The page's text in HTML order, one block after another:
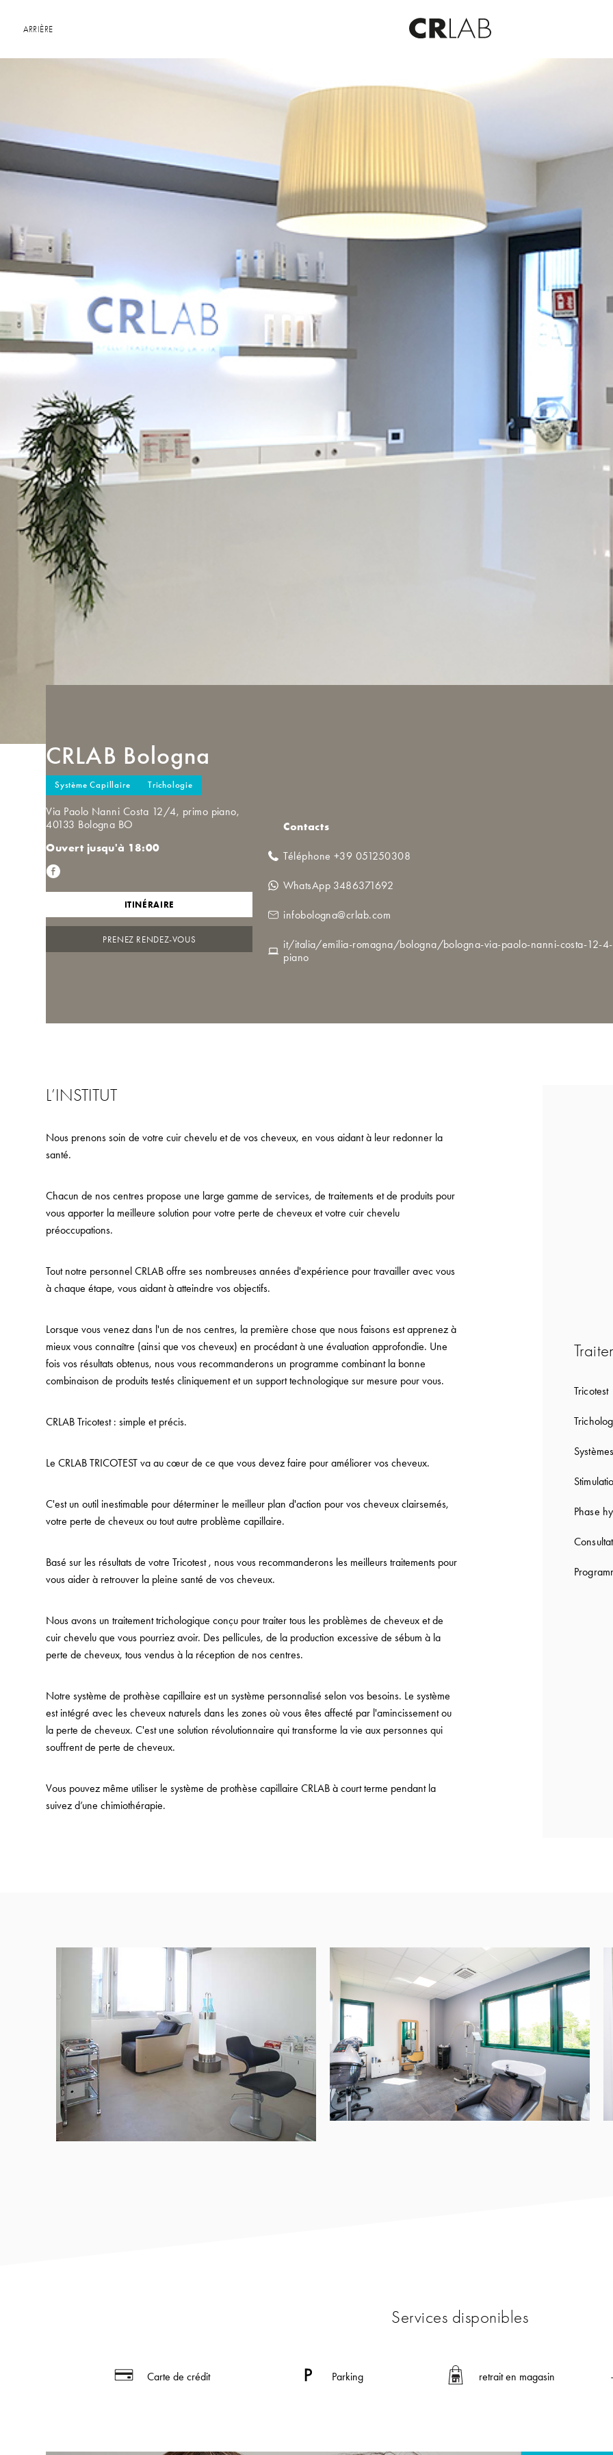
ARRIÈRE
CRLAB Bologna
Système Capillaire Trichologie
Via Paolo Nanni Costa 12/4, primo piano,
40133 Bologna BO
Ouvert jusqu'à 18:00
ITINÉRAIRE
PRENEZ RENDEZ-VOUS
Contacts
Téléphone +39 051250308
WhatsApp 3486371692
infobologna@crlab.com
it/italia/emilia-romagna/bologna/bologna-via-paolo-nanni-costa-12-
piano
L’INSTITUT
Nous prenons soin de votre cuir chevelu et de vos cheveux, en vous aidant à leur redonner la
santé.
Chacun de nos centres propose une large gamme de services, de traitements et de produits pour
vous apporter la meilleure solution pour votre perte de cheveux et votre cuir chevelu
préoccupations.
Tout notre personnel CRLAB offre ses nombreuses années d'expérience pour travailler avec vous
à chaque étape, vous aidant à atteindre vos objectifs.
Lorsque vous venez dans l'un de nos centres, la première chose que nous faisons est apprenez à
mieux vous connaître (ainsi que vos cheveux) en procédant à une évaluation approfondie. Une
fois vos résultats obtenus, nous vous recommanderons un programme combinant la bonne
combinaison de produits testés cliniquement et un support technologique sur mesure pour vous.
CRLAB Tricotest : simple et précis.
Le CRLAB TRICOTEST va au cœur de ce que vous devez faire pour améliorer vos cheveux.
C'est un outil inestimable pour déterminer le meilleur plan d'action pour vos cheveux clairsemés,
votre perte de cheveux ou tout autre problème capillaire.
Basé sur les résultats de votre Tricotest , nous vous recommanderons les meilleurs traitements pour
vous aider à retrouver la pleine santé de vos cheveux.
Nous avons un traitement trichologique conçu pour traiter tous les problèmes de cheveux et de
cuir chevelu que vous pourriez avoir. Des pellicules, de la production excessive de sébum à la
perte de cheveux, tous vendus à la réception de nos centres.
Notre système de prothèse capillaire est un système personnalisé selon vos besoins. Le système
est intégré avec les cheveux naturels dans les zones où vous êtes affecté par l'amincissement ou
la perte de cheveux. C'est une solution révolutionnaire qui transforme la vie aux personnes qui
souffrent de perte de cheveux.
Vous pouvez même utiliser le système de prothèse capillaire CRLAB à court terme pendant la
suivez d’une chimiothérapie.
Tricotest
Phase
Services disponibles
Carte de crédit Parking retrait en magasin